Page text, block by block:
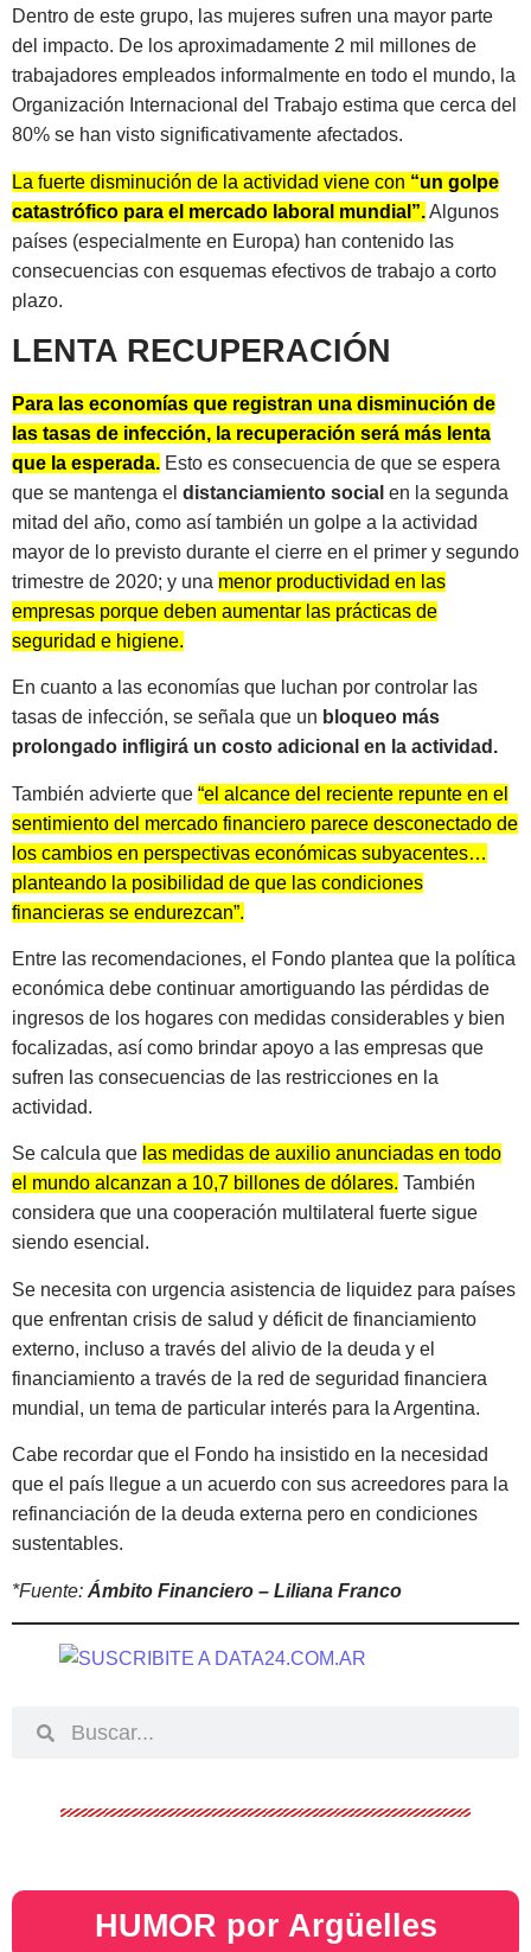
Dentro de este grupo, las mujeres sufren una mayor parte
del impacto. De los aproximadamente 2 mil millones de
trabajadores empleados informalmente en todo el mundo, la
Organización Internacional del Trabajo estima que cerca del
80% se han visto significativamente afectados.
La fuerte disminución de la actividad viene con “un golpe
catastrófico para el mercado laboral mundial”.Algunos
países (especialmente en Europa) han contenido las
consecuencias con esquemas efectivos de trabajo a corto
plazo.
LENTA RECUPERACIÓN
Para las economías que registran una disminución de
las tasas de infección, la recuperación será más lenta
que la esperada. Esto es consecuencia de que se espera
que se mantenga el distanciamiento social en la segunda
mitad del año, como así también un golpe a la actividad
mayor de lo previsto durante el cierre en el primer y segundo
trimestre de 2020; y una menor productividad en las
empresas porque deben aumentar las prácticas de
seguridad e higiene.
En cuanto a las economías que luchan por controlar las
tasas de infección, se señala que un bloqueo más
prolongado infligirá un costo adicional en la actividad.
También advierte que “el alcance del reciente repunte en el
sentimiento del mercado financiero parece desconectado de
los cambios en perspectivas económicas subyacentes…
planteando la posibilidad de que las condiciones
financieras se endurezcan”.
Entre las recomendaciones, el Fondo plantea que la política
económica debe continuar amortiguando las pérdidas de
ingresos de los hogares con medidas considerables y bien
focalizadas, así como brindar apoyo a las empresas que
sufren las consecuencias de las restricciones en la
actividad.
Se calcula que las medidas de auxilio anunciadas en todo
el mundo alcanzan a 10,7 billones de dólares. También
considera que una cooperación multilateral fuerte sigue
siendo esencial.
Se necesita con urgencia asistencia de liquidez para países
que enfrentan crisis de salud y déficit de financiamiento
externo, incluso a través del alivio de la deuda y el
financiamiento a través de la red de seguridad financiera
mundial, un tema de particular interés para la Argentina.
Cabe recordar que el Fondo ha insistido en la necesidad
que el país llegue a un acuerdo con sus acreedores para la
refinanciación de la deuda externa pero en condiciones
sustentables.
*Fuente: Ámbito Financiero – Liliana Franco
HUMOR por Argüelles​